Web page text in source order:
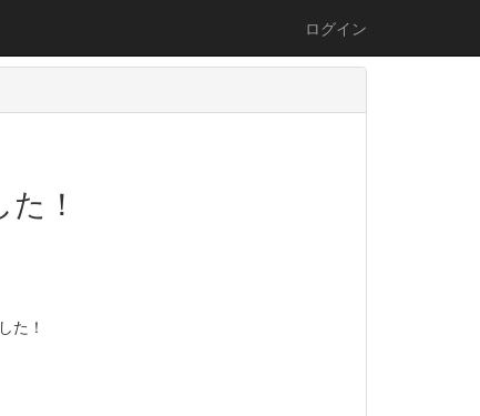
ログイン
！
た！